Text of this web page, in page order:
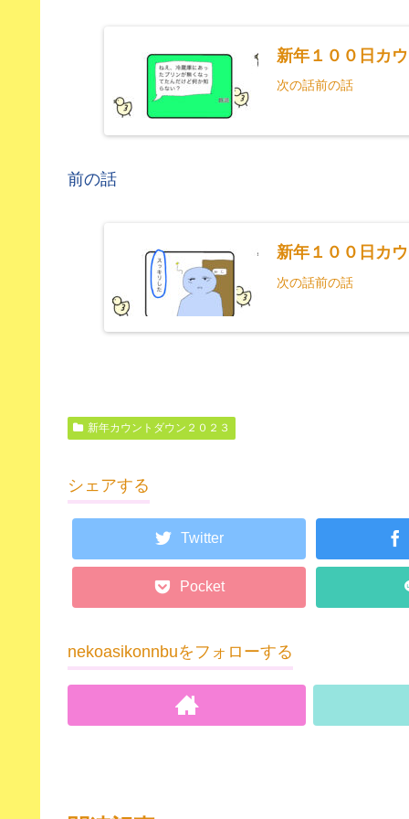
新年１００日カ
次の話前の話
前の話
新年１００日カ
次の話前の話
新年カウントダウン２０２３
シェアする
Twitter
Pocket
nekoasikonnbuをフォローする